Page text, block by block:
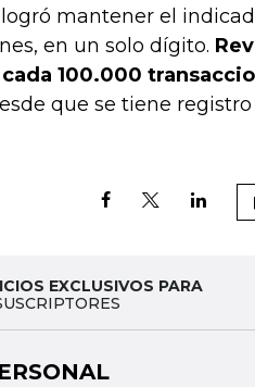
mantener el
en un solo dígito.
100.000
que se tiene
EXCLUSIVOS PARA